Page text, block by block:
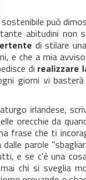
può
abitudini non
di stilare
e che a mia
di realizzare
giorni vi
irlandese,
orecchie da
frase che ti
parole
e se c'è una
chi si sveglia